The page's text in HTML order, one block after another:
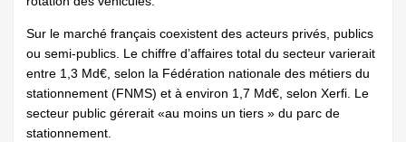
Sur le marché français coexistent des acteurs privés, publics
ou semi-publics. Le chiffre d’affaires total du secteur varierait
entre 1,3 Md€, selon la Fédération nationale des métiers du
stationnement (FNMS) et à environ 1,7 Md€, selon Xerfi. Le
secteur public gérerait «au moins un tiers » du parc de
stationnement.